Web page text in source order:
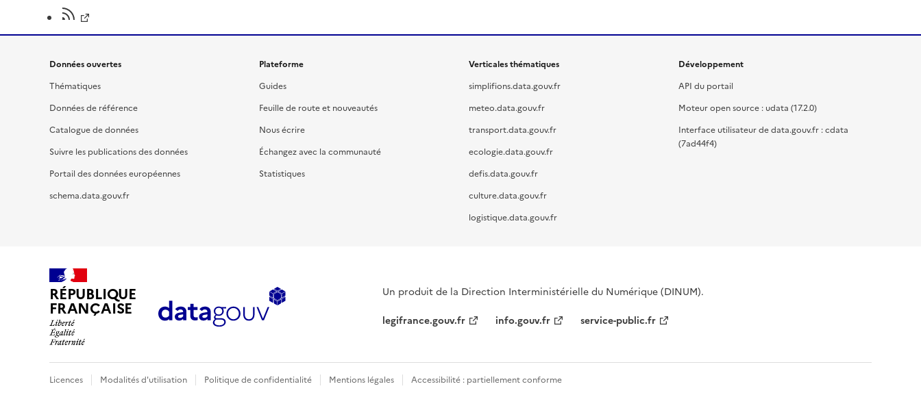
Données ouvertes
Thématiques
Données de référence
Catalogue de données
Suivre les publications des données
Portail des données européennes
schema.data.gouv.fr
Plateforme
Guides
Feuille de route et nouveautés
Nous écrire
Échangez avec la communauté
Statistiques
Verticales thématiques
simplifions.data.gouv.fr
meteo.data.gouv.fr
transport.data.gouv.fr
ecologie.data.gouv.fr
defis.data.gouv.fr
culture.data.gouv.fr
logistique.data.gouv.fr
Développement
API du portail
Moteur open source : udata (17.2.0)
Interface utilisateur de data.gouv.fr : cdata
(7ad44f4)
RÉPUBLIQUE
FRANÇAISE
Un produit de la Direction Interministérielle du Numérique (DINUM).
legifrance.gouv.fr
info.gouv.fr service-public.fr
Licences Modalités d'utilisation Politique de confidentialité Mentions légales Accessibilité : partiellement conforme